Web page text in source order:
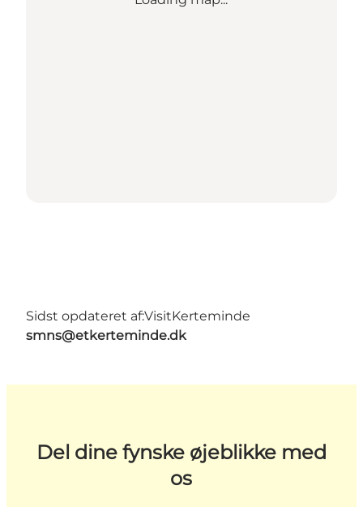
Sidst opdateret af:VisitKerteminde
smns@etkerteminde.dk
Del dine fynske øjeblikke med
os